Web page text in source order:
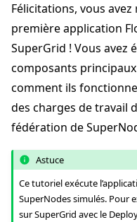
Félicitations, vous
première application
SuperGrid ! Vous avez
composants
comment ils
des charges de travail
fédération de
Astuce
Ce tutoriel exécute
SuperNodes simulés. Pour
sur SuperGrid avec le